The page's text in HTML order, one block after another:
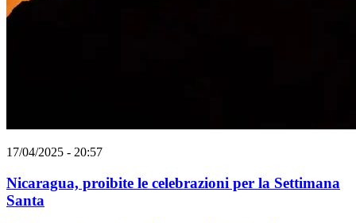
17/04/2025 - 20:57
Nicaragua, proibite le celebrazioni per la Settimana
Santa